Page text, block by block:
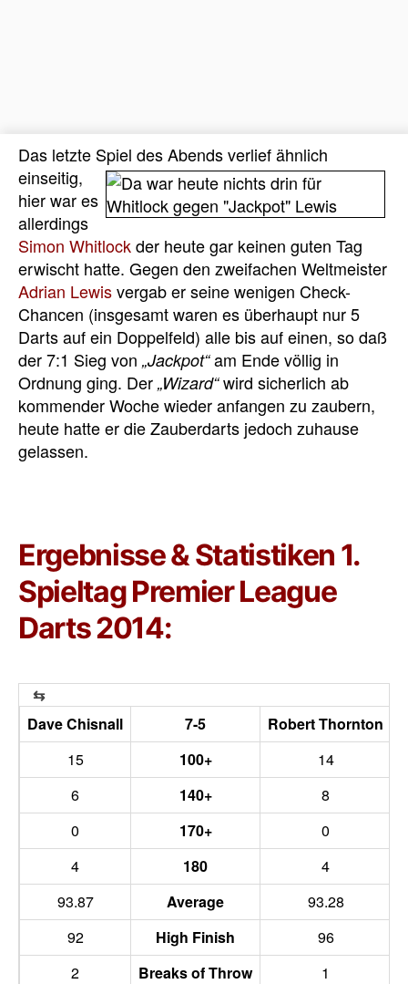
Das letzte Spiel des Abends verlief ähnlich
einseitig,
hier war es
allerdings
Simon Whitlockder heute gar keinen guten Tag
erwischt hatte. Gegen den zweifachen Weltmeister
Adrian Lewisvergab er seine wenigen Check-
Chancen (insgesamt waren es überhaupt nur 5
Darts auf ein Doppelfeld) alle bis auf einen, so daß
der 7:1 Sieg von „Jackpot“am Ende völlig in
Ordnung ging. Der „Wizard“wird sicherlich ab
kommender Woche wieder anfangen zu zaubern,
heute hatte er die Zauberdarts jedoch zuhause
gelassen.
Ergebnisse & Statistiken 1.
Spieltag Premier League
Darts 2014:
Dave Chisnall 7-5
Robert Thornton
15
100+
14
6
140+
8
0
170+
0
4
180
4
93.87
Average
93.28
92
High Finish
96
2
Breaks of Throw
1